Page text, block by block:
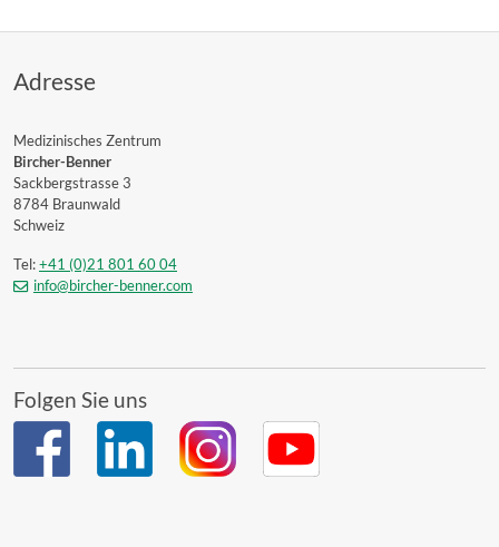
Adresse
Medizinisches Zentrum
Bircher-Benner
Sackbergstrasse 3
8784 Braunwald
Schweiz
Tel:+41 (0)21 801 60 04
info@bircher-benner.com
Folgen Sie uns